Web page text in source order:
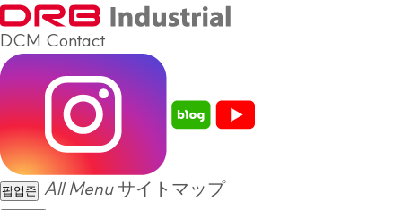
DCM Contact
팝업존 All Menu サイトマップ